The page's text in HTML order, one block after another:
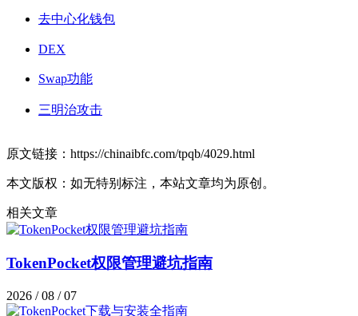
去中心化钱包
DEX
Swap功能
三明治攻击
原文链接：https://chinaibfc.com/tpqb/4029.html
本文版权：如无特别标注，本站文章均为原创。
相关文章
TokenPocket权限管理避坑指南
2026 / 08 / 07